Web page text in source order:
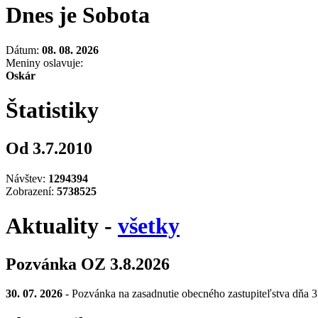
Dnes je Sobota
Dátum: 08. 08. 2026
Meniny oslavuje:
Oskár
Štatistiky
Od 3.7.2010
Návštev: 1294394
Zobrazení: 5738525
Aktuality - všetky
Pozvánka OZ 3.8.2026
30. 07. 2026 - Pozvánka na zasadnutie obecného zastupiteľstva dňa